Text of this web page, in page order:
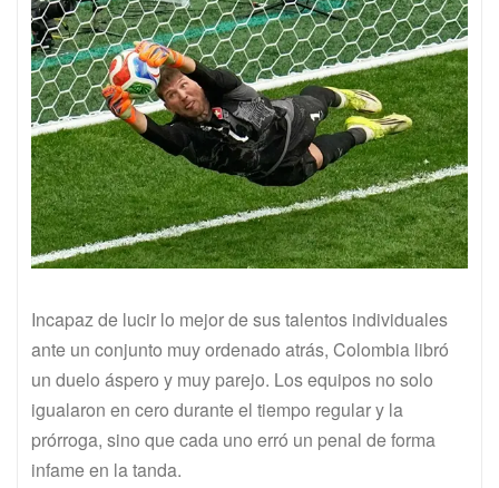
Incapaz de lucir lo mejor de sus talentos individuales
ante un conjunto muy ordenado atrás, Colombia libró
un duelo áspero y muy parejo. Los equipos no solo
igualaron en cero durante el tiempo regular y la
prórroga, sino que cada uno erró un penal de forma
infame en la tanda.